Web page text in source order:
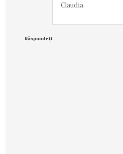
Claudia.
Răspundeți